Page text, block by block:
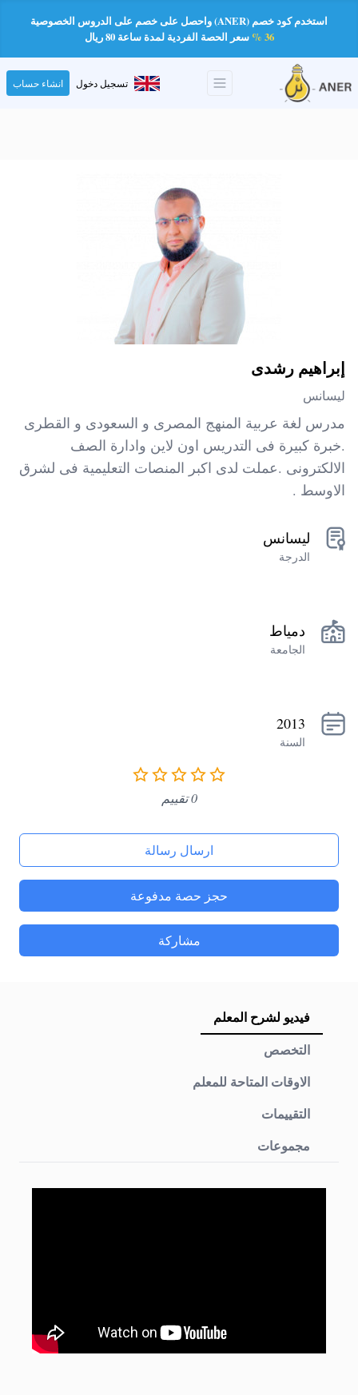
استخدم كود خصم (ANER) واحصل على خصم على الدروس الخصوصية
36 %
سعر الحصة الفردية لمدة ساعة 80 ريال
تسجيل دخول انشاء حساب
إبراهيم رشدى
ليسانس
مدرس لغة عربية المنهج المصرى و السعودى و القطرى
.خبرة كبيرة فى التدريس اون لاين وادارة الصف
الالكترونى .عملت لدى اكبر المنصات التعليمية فى لشرق
الاوسط .
ليسانس
الدرجة
دمياط
الجامعة
2013
السنة
0 تقييم
ارسال رسالة
حجز حصة مدفوعة
مشاركة
فيديو لشرح المعلم
التخصص
الاوقات المتاحة للمعلم
التقييمات
مجموعات